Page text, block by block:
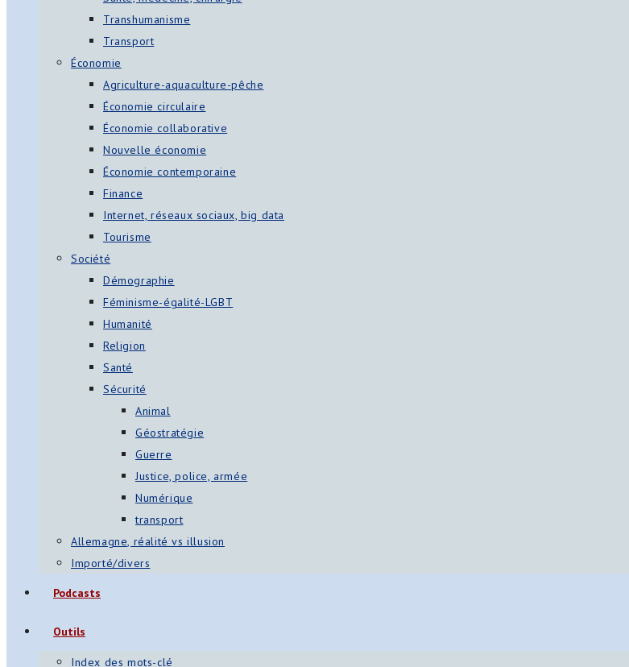
Transhumanisme
Transport
Économie
Agriculture-aquaculture-pêche
Économie circulaire
Économie collaborative
Nouvelle économie
Économie contemporaine
Finance
Internet, réseaux sociaux, big data
Tourisme
Société
Démographie
Féminisme-égalité-LGBT
Humanité
Religion
Santé
Sécurité
Animal
Géostratégie
Guerre
Justice, police, armée
Numérique
transport
Allemagne, réalité vs illusion
Importé/divers
Podcasts
Outils
Index des mots-clé